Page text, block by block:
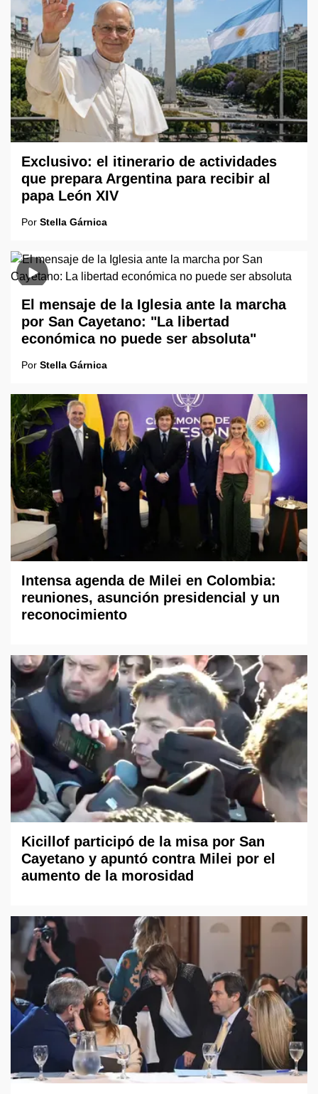
Exclusivo: el itinerario de actividades
que prepara Argentina para recibir al
papa León XIV
Por Stella Gárnica
El mensaje de la Iglesia ante la marcha
por San Cayetano: "La libertad
económica no puede ser absoluta"
Por Stella Gárnica
Intensa agenda de Milei en Colombia:
reuniones, asunción presidencial y un
reconocimiento
Kicillof participó de la misa por San
Cayetano y apuntó contra Milei por el
aumento de la morosidad